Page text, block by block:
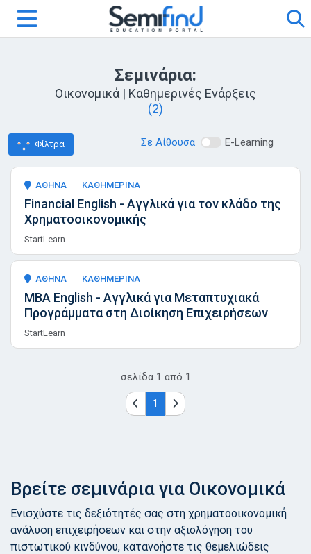
Σεμινάρια:
Οικονομικά | Καθημερινές Ενάρξεις
(2)
Φίλτρα Σε Αίθουσα E-Learning
ΑΘΗΝΑ ΚΑΘΗΜΕΡΙΝΑ
Financial English - Αγγλικά για τον κλάδο της
Χρηματοοικονομικής
StartLearn
ΑΘΗΝΑ ΚΑΘΗΜΕΡΙΝΑ
ΜΒΑ English - Αγγλικά για Μεταπτυχιακά
Προγράμματα στη Διοίκηση Επιχειρήσεων
StartLearn
σελίδα 1 από 1
1
Βρείτε σεμινάρια για Οικονομικά
Ενισχύστε τις δεξιότητές σας στη χρηματοοικονομική
ανάλυση επιχειρήσεων και στην αξιολόγηση του
πιστωτικού κινδύνου, κατανοήστε τις θεμελιώδεις